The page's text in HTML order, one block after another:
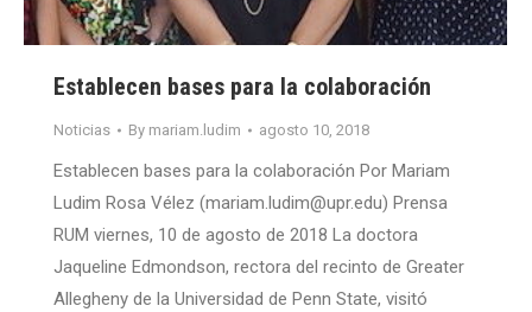
Establecen bases para la colaboración
Noticias By mariam.ludim agosto 10, 2018
Establecen bases para la colaboración Por Mariam
Ludim Rosa Vélez (mariam.ludim@upr.edu) Prensa
RUM viernes, 10 de agosto de 2018 La doctora
Jaqueline Edmondson, rectora del recinto de Greater
Allegheny de la Universidad de Penn State, visitó